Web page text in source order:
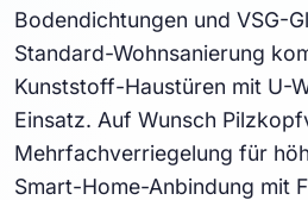
Bodendichtungen und VSG-
Standard-Wohnsanierung
Kunststoff-Haustüren mit U-
Einsatz. Auf Wunsch
Mehrfachverriegelung für
Smart-Home-Anbindung mit